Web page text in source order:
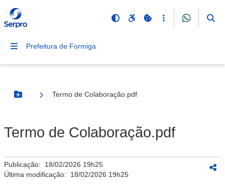
Prefeitura de Formiga
Botão Menu
Termo de Colaboração.pdf
Termo de Colaboração.pdf
Publicação: 18/02/2026 19h25
Última modificação: 18/02/2026 19h25